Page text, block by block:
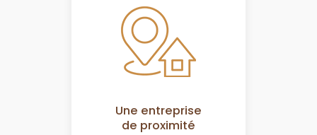
Une entreprise
de proximité